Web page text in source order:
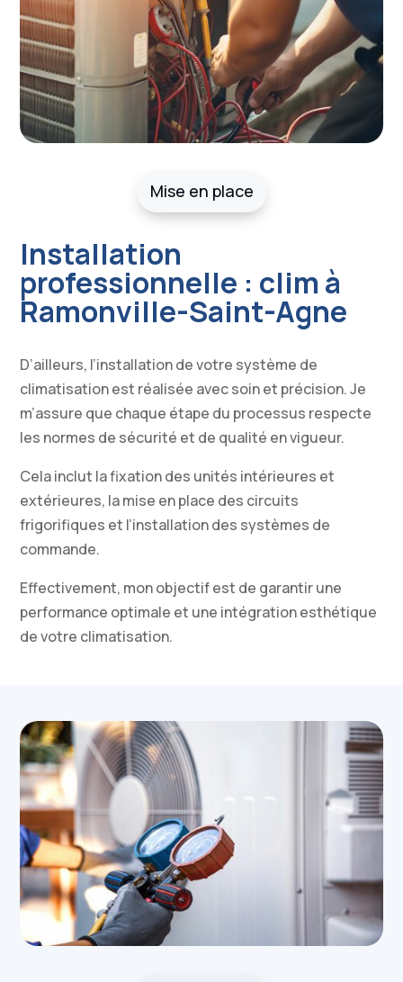
Mise en place
Installation
professionnelle : clim à
Ramonville-Saint-Agne
D’ailleurs, l’installation de votre système de
climatisation est réalisée avec soin et précision. Je
m’assure que chaque étape du processus respecte
les normes de sécurité et de qualité en vigueur.
Cela inclut la fixation des unités intérieures et
extérieures, la mise en place des circuits
frigorifiques et l’installation des systèmes de
commande.
Effectivement, mon objectif est de garantir une
performance optimale et une intégration esthétique
de votre climatisation.